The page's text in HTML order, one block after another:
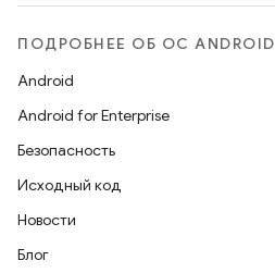
ПОДРОБНЕЕ ОБ ОС ANDROID
Android
Android for Enterprise
Безопасность
Исходный код
Новости
Блог